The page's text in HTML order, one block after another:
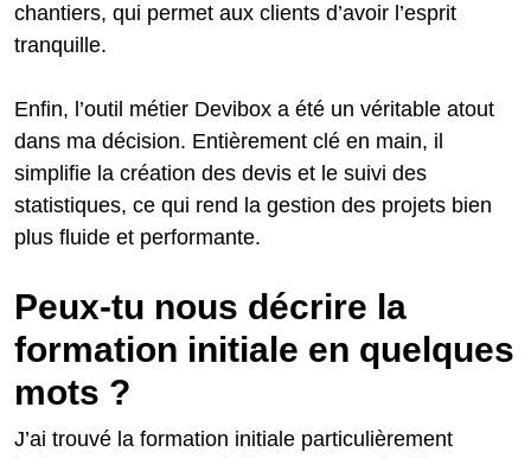
chantiers, qui permet aux clients d’avoir l’esprit
tranquille.
Enfin, l’outil métier Devibox a été un véritable atout
dans ma décision. Entièrement clé en main, il
simplifie la création des devis et le suivi des
statistiques, ce qui rend la gestion des projets bien
plus fluide et performante.
Peux-tu nous décrire la
formation initiale en quelques
mots ?
J’ai trouvé la formation initiale particulièrement